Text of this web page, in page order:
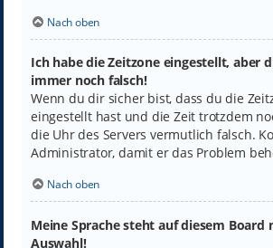
Nach oben
Ich habe die Zeitzone eingestellt, aber
immer noch falsch!
Wenn du dir sicher bist, dass du die
eingestellt hast und die Zeit trotzdem
die Uhr des Servers vermutlich falsch.
Administrator, damit er das Problem
Nach oben
Meine Sprache steht auf diesem Board
Auswahl!